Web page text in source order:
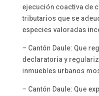
ejecución coactiva de
tributarios que se
especies valoradas
– Cantón Daule: Que
declaratoria y
inmuebles urbanos
– Cantón Daule: Que